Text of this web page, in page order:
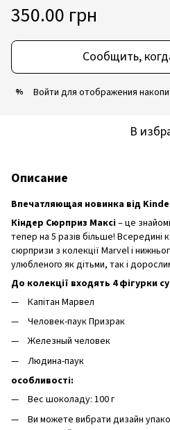
350.00 грн
Сообщить,
% Войти для отображения
В
Описание
Впечатляющая новинка від
Кіндер Сюрприз Максі– це
тепер на 5 разів більше! Всередині
сюрпризи з колекції Marvel і
улюбленого як дітьми, так і
До колекції входять 4 фігурки
Капітан Марвел
Человек-паук Призрак
Железный человек
Людина-паук
особливості:
Вес шоколаду: 100 г
Ви можете вибрати дизайн